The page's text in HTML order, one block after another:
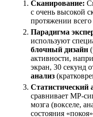
Сканирование:
с очень высокой
протяжении
Парадигма
используют
блочный дизайн
активности,
экран, 30 секунд
анализ
Статистический
сравнивает МР-
мозга (вокселе,
состояния